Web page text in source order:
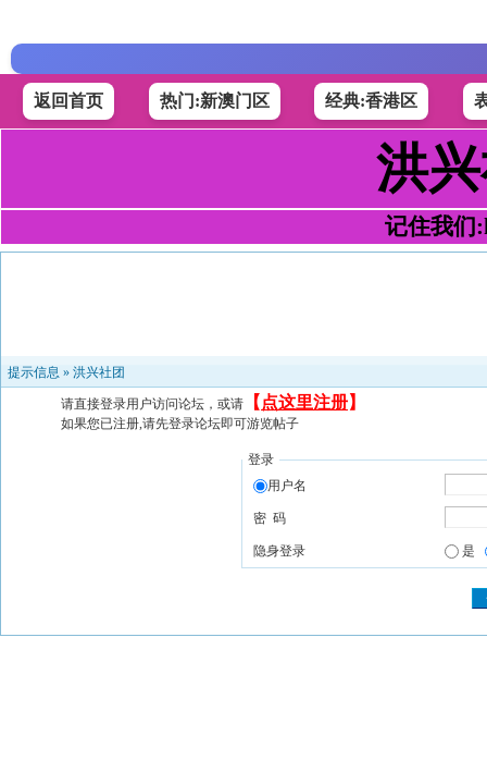
返回首页 热门:新澳门区 经典:香港区
洪
记住我们
提示信息 » 洪兴社团
请直接登录用户访问论坛，或请 【 点这里注册】
如果您已注册,请先登录论坛即可游览帖子
登录
用户名
密 码
隐身登录 是